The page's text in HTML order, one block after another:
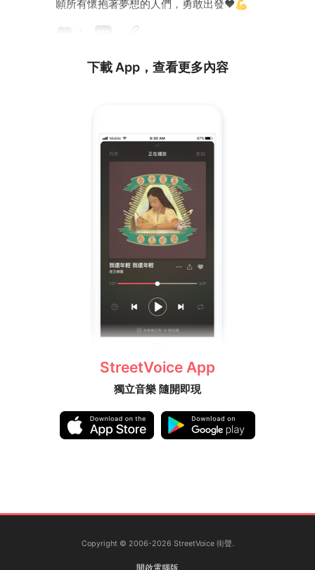
願所有懷抱著夢想的人們，勇敢出發❤️💪
下載 App，查看更多內容
StreetVoice App
獨立音樂 隨開即現
Copyright © 2006-2026 StreetVoice 街聲.
開啟電腦版